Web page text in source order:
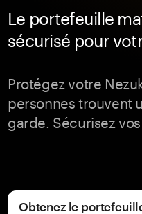
Le portefeuille
sécurisé pour
Protégez votre
personnes trouvent
garde. Sécurisez
Obtenez le